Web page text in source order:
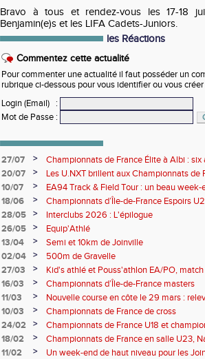
Bravo à tous et rendez-vous les 17-18
Benjamin(e)s et les LIFA Cadets-Juniors.
les Réactions
Commentez cette actualité
Pour commenter une actualité il faut posséder un
rubrique ci-dessous pour vous identifier ou vous
Login (Email)
:
Mot de Passe :
27/07 >
Championnats de France Élite à Albi :
rendez-vous de l'élite nationale
20/07 >
Les U.NXT brillent aux Championnats de
une pluie de performances
10/07 >
EA94 Track & Field Tour : un beau
18/06
>
Championnats d’Île-de-France Espoirs
28/05
>
Interclubs 2026 : L'épilogue
26/05
>
Equip'Athlé
13/04
>
Semi et 10km de Joinville
02/04
>
500m de Gravelle
27/03
>
Kid's athlé et Pouss'athlon EA/PO,
championnat LIFA épreuves combinées
16/03 >
Championnats d’Île-de-France masters
11/03
>
Nouvelle course en côte le 29 mars :
10/03
>
Championnats de France de cross
24/02
>
Championnats de France U18 et
Lancers Long
18/02 >
Championnats de France en salle U23,
de cross-country
11/02 >
Un week-end de haut niveau pour les